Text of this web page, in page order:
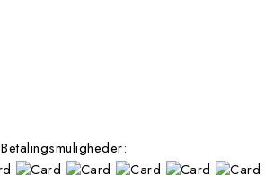
Betalingsmuligheder: